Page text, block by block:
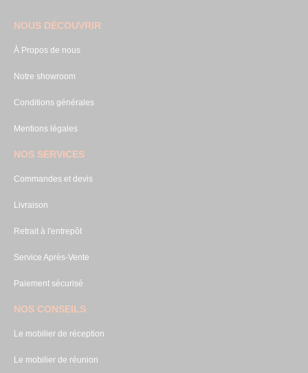
NOUS DÉCOUVRIR
À Propos de nous
Notre showroom
Conditions générales
Mentions légales
NOS SERVICES
Commandes et devis
Livraison
Retrait à l'entrepôt
Service Après-Vente
Paiement sécurisé
NOS CONSEILS
Le mobilier de réception
Le mobilier de réunion